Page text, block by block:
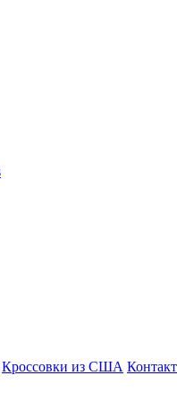
Кроссовки из США